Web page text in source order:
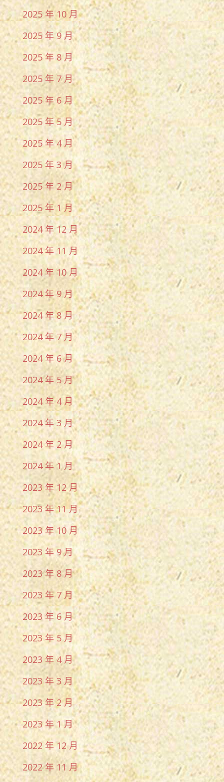
2025 年 10 月
2025 年 9 月
2025 年 8 月
2025 年 7 月
2025 年 6 月
2025 年 5 月
2025 年 4 月
2025 年 3 月
2025 年 2 月
2025 年 1 月
2024 年 12 月
2024 年 11 月
2024 年 10 月
2024 年 9 月
2024 年 8 月
2024 年 7 月
2024 年 6 月
2024 年 5 月
2024 年 4 月
2024 年 3 月
2024 年 2 月
2024 年 1 月
2023 年 12 月
2023 年 11 月
2023 年 10 月
2023 年 9 月
2023 年 8 月
2023 年 7 月
2023 年 6 月
2023 年 5 月
2023 年 4 月
2023 年 3 月
2023 年 2 月
2023 年 1 月
2022 年 12 月
2022 年 11 月